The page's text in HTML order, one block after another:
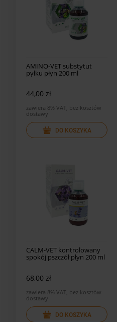
AMINO-VET substytut
pyłku płyn 200 ml
44,00 zł
zawiera 8% VAT, bez kosztów
dostawy
DO KOSZYKA
CALM-VET kontrolowany
spokój pszczół płyn 200 ml
68,00 zł
zawiera 8% VAT, bez kosztów
dostawy
DO KOSZYKA